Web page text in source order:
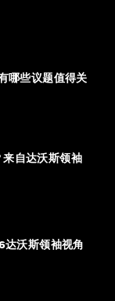
哪些议题值得关
自达沃斯领袖
沃斯领袖视角